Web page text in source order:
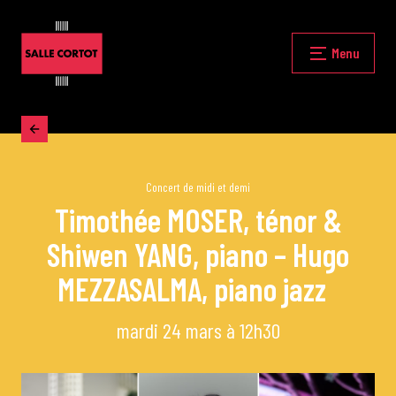
Fermer
Accueil
La programmation
Les grands concerts
Les Masterclasses
Les Rencontres Musicales
Menu
Concert de midi et demi
Timothée MOSER, ténor &
Shiwen YANG, piano – Hugo
MEZZASALMA, piano jazz
mardi 24 mars à 12h30